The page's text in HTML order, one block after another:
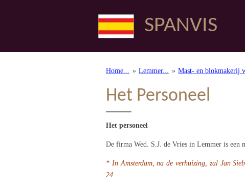
SPANVIS
Home... » Lemmer... » Mast- en blokmakerij
Het Personeel
Het personeel
De firma Wed. S.J. de Vries in Lemmer is
* In Amsterdam, na de verhuizing, zal Jan
24.